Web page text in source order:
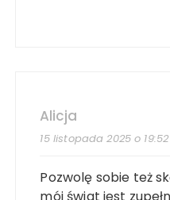
Alicja
15 listopada 2025 o 19:52
Pozwolę sobie też